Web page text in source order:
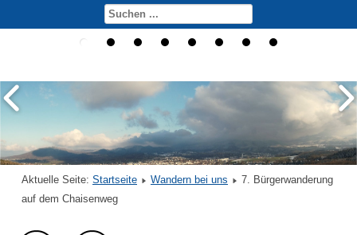
Aktuelle Seite: Startseite Wandern bei uns
7. Bürgerwanderung
auf dem Chaisenweg